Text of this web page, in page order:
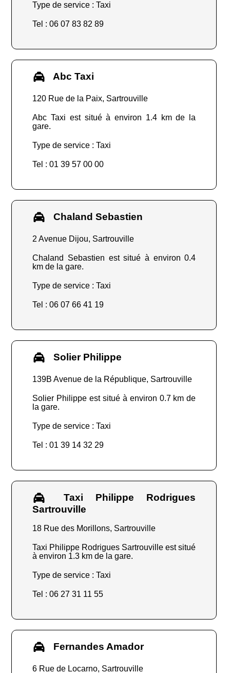
Type de service : Taxi
Tel : 06 07 83 82 89
Abc Taxi
120 Rue de la Paix, Sartrouville
Abc Taxi est situé à environ 1.4 km de la
gare.
Type de service : Taxi
Tel : 01 39 57 00 00
Chaland Sebastien
2 Avenue Dijou, Sartrouville
Chaland Sebastien est situé à environ 0.4
km de la gare.
Type de service : Taxi
Tel : 06 07 66 41 19
Solier Philippe
139B Avenue de la République, Sartrouville
Solier Philippe est situé à environ 0.7 km de
la gare.
Type de service : Taxi
Tel : 01 39 14 32 29
Taxi Philippe Rodrigues
Sartrouville
18 Rue des Morillons, Sartrouville
Taxi Philippe Rodrigues Sartrouville est situé
à environ 1.3 km de la gare.
Type de service : Taxi
Tel : 06 27 31 11 55
Fernandes Amador
6 Rue de Locarno, Sartrouville